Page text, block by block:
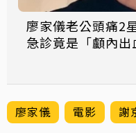
廖家儀老公頭痛2
急診竟是「顱內
廖家儀 電影 謝